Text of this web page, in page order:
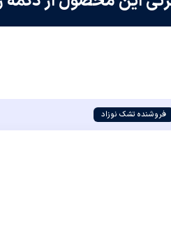
فروشنده تشک نوزاد